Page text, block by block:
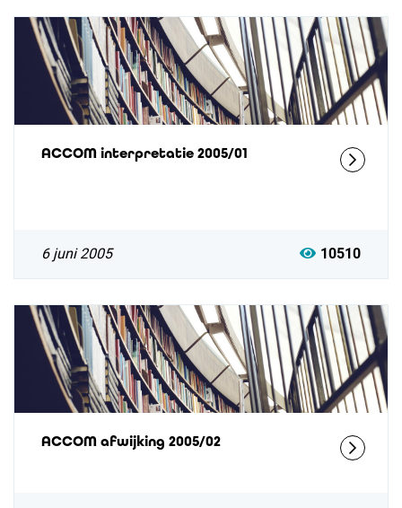
ACCOM interpretatie 2005/01
6 juni 2005 10510
ACCOM afwijking 2005/02